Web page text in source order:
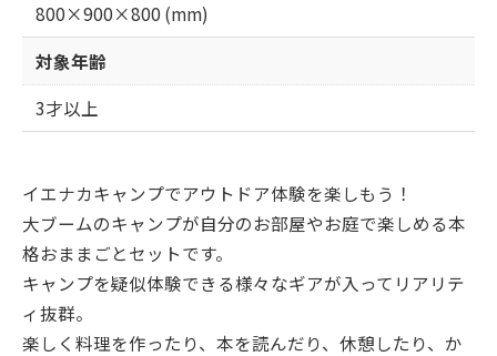
800×900×800 (mm)
対象年齢
3才以上
イエナカキャンプでアウトドア体験を楽しもう！
大ブームのキャンプが自分のお部屋やお庭で楽しめる本
格おままごとセットです。
キャンプを疑似体験できる様々なギアが入ってリアリテ
ィ抜群。
楽しく料理を作ったり、本を読んだり、休憩したり、か